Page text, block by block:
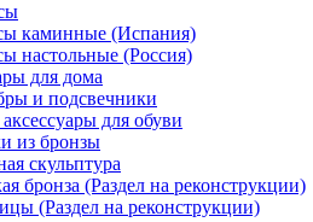
каминные (Испания)
настольные (Россия)
для дома
и подсвечники
для обуви
из бронзы
скульптура
бронза (Раздел на реконструкции)
(Раздел на реконструкции)